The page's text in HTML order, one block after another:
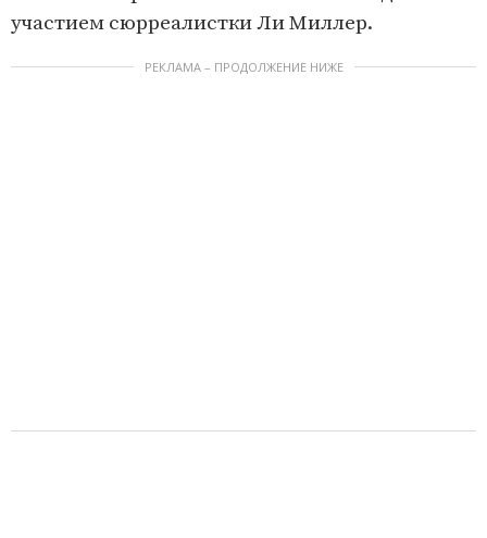
участием сюрреалистки Ли Миллер.
РЕКЛАМА – ПРОДОЛЖЕНИЕ НИЖЕ